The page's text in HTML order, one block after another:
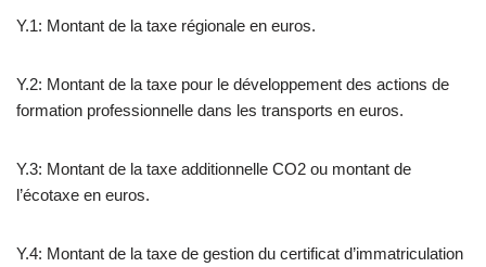
Y.1: Montant de la taxe régionale en euros.
Y.2: Montant de la taxe pour le développement des actions de
formation professionnelle dans les transports en euros.
Y.3: Montant de la taxe additionnelle CO2 ou montant de
l’écotaxe en euros.
Y.4: Montant de la taxe de gestion du certificat d’immatriculation